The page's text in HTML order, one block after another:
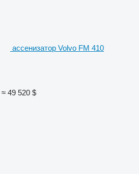
ассенизатор Volvo FM 410
≈ 49 520 $